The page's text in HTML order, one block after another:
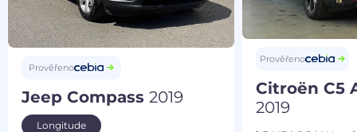
Prověřeno
Jeep Compass2019
Longitude
Prověřeno
Citroën C5
2019